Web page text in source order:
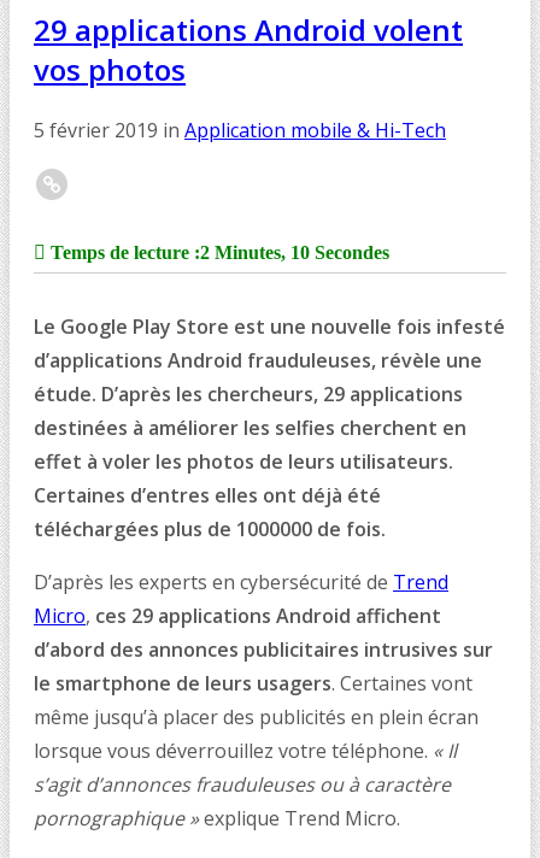
29 applications Android volent
vos photos
5 février 2019 in Application mobile & Hi-Tech
Temps de lecture :2 Minutes, 10 Secondes
Le Google Play Store est une nouvelle fois infesté
d’applications Android frauduleuses, révèle une
étude. D’après les chercheurs, 29 applications
destinées à améliorer les selfies cherchent en
effet à voler les photos de leurs utilisateurs.
Certaines d’entres elles ont déjà été
téléchargées plus de 1000000 de fois.
D’après les experts en cybersécurité de Trend
Micro, ces 29 applications Android affichent
d’abord des annonces publicitaires intrusives sur
le smartphone de leurs usagers. Certaines vont
même jusqu’à placer des publicités en plein écran
lorsque vous déverrouillez votre téléphone. « Il
s’agit d’annonces frauduleuses ou à caractère
pornographique »explique Trend Micro.